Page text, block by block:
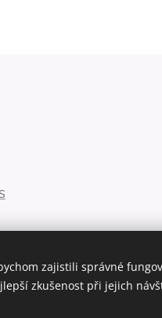
Webnode Cookies
zajistili správné
zkušenost při jejich